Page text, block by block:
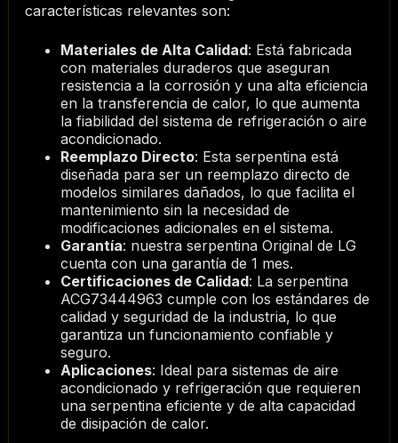
características relevantes son:
Materiales de Alta Calidad: Está fabricada
con materiales duraderos que aseguran
resistencia a la corrosión y una alta eficiencia
en la transferencia de calor, lo que aumenta
la fiabilidad del sistema de refrigeración o aire
acondicionado.
Reemplazo Directo: Esta serpentina está
diseñada para ser un reemplazo directo de
modelos similares dañados, lo que facilita el
mantenimiento sin la necesidad de
modificaciones adicionales en el sistema.
Garantía: nuestra serpentina Original de LG
cuenta con una garantía de 1 mes.
Certificaciones de Calidad: La serpentina
ACG73444963 cumple con los estándares de
calidad y seguridad de la industria, lo que
garantiza un funcionamiento confiable y
seguro.
Aplicaciones: Ideal para sistemas de aire
acondicionado y refrigeración que requieren
una serpentina eficiente y de alta capacidad
de disipación de calor.